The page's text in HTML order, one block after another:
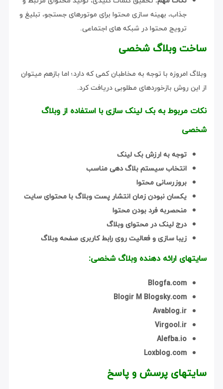
جذاب، بهینه سازی محتوا برای موتورهای جستجو، تبلیغ و
ترویج محتوا در شبکه های اجتماعی.
ساخت وبلاگ شخصی
وبلاگ امروزه با توجه به مخاطبان کمی که دارد؛ اما بازهم میتوان
از این روش بازخوردهای مطلوبی دریافت کرد.
نکات مربوط به بک لینک سازی با استفاده از وبلاگ
شخصی
توجه به ارزش بک لینک
انتخاب سیستم بلاگ دهی مناسب
بروزرسانی محتوا
یکسان نبودن زمان انتشار پست وبلاگ با محتوای سایت
منحصربه فرد بودن محتوا
درج لینک در محتوای وبلاگ
زیبا سازی و فعالیت روی رابط کاربری صفحه وبلاگ
سایتهای ارائه دهنده وبلاگ شخصی:
Blogfa.com
Blogir M Blogsky.com
Avablog.ir
Virgool.ir
Alefba.io
Loxblog.com
سایتهای پرسش و پاسخ